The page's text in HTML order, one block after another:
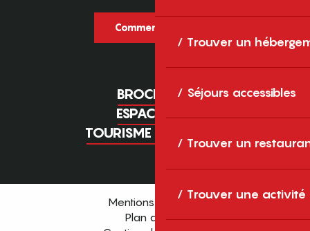
Trouver un
Séjours accessibles
Trouver un
Trouver une activité
Comment venir ?
BROCHURES
ESPACE PRO
TOURISME D'AFFAIRES
Mentions légales
Plan du site